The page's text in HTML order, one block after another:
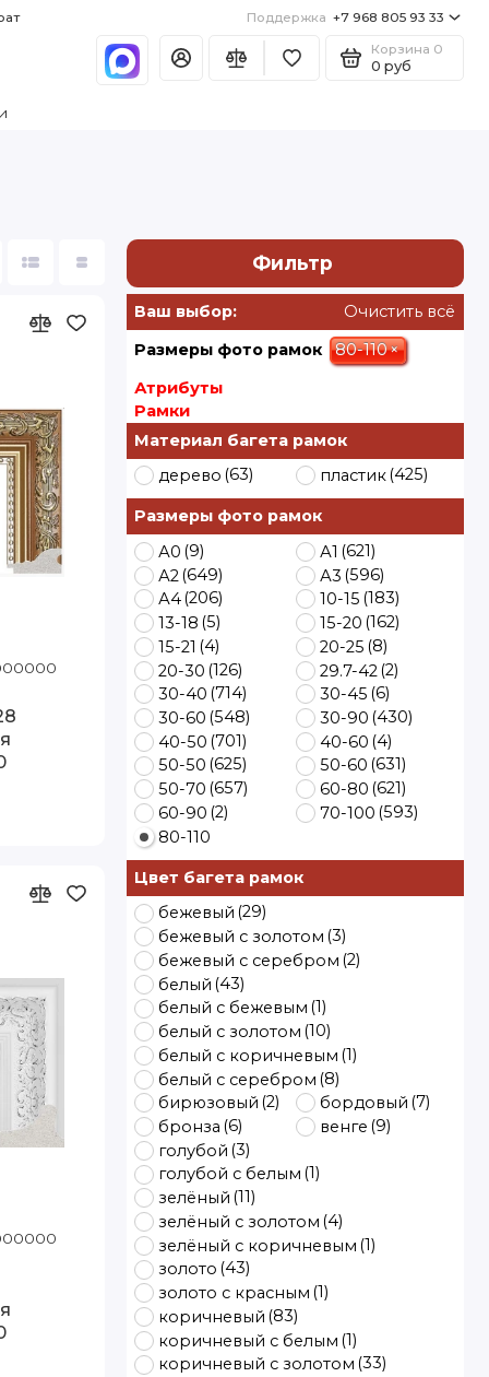
Поддержка +7 968 805 93 33
Корзина 0
0 руб
Код товара: F5197-3005-28 80-110 Артэ
Артэ Код товара: K6504-WS 80-110 Артэ
Фильтр
Ваш выбор:
Очистить всё
Размеры фото рамок
80-110×
Атрибуты
Рамки
Материал багета рамок
дерево (63) пластик (425)
Размеры фото рамок
А0 (9) А1 (621)
А2 (649) А3 (596)
А4 (206) 10-15 (183)
13-18 (5) 15-20 (162)
15-21 (4) 20-25 (8)
20-30 (126) 29.7-42 (2)
30-40 (714) 30-45 (6)
30-60 (548) 30-90 (430)
40-50 (701) 40-60 (4)
50-50 (625) 50-60 (631)
50-70 (657) 60-80 (621)
60-90 (2) 70-100 (593)
80-110
Цвет багета рамок
бежевый (29)
бежевый с золотом (3)
бежевый с серебром (2)
белый (43)
белый с бежевым (1)
белый с золотом (10)
белый с коричневым (1)
белый с серебром (8)
бирюзовый (2) бордовый (7)
бронза (6) венге (9)
голубой (3)
голубой с белым (1)
зелёный (11)
зелёный с золотом (4)
зелёный с коричневым (1)
золото (43)
золото с красным (1)
коричневый (83)
коричневый с белым (1)
коричневый с золотом (33)